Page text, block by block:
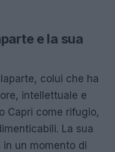
e la sua
colui che ha
intellettuale e
Capri come rifugio,
La sua
un momento di